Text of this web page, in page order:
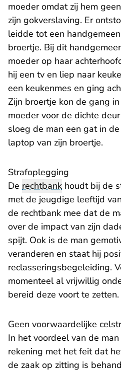
moeder omdat zij hem
zijn gokverslaving. Er
leidde tot een
broertje. Bij dit
moeder op haar
hij een tv en liep naar
een keukenmes en ging
Zijn broertje kon de gang
moeder voor de dichte
sloeg de man een gat in
laptop van zijn broertje.
Strafoplegging
De rechtbank houdt bij de
met de jeugdige leeftijd
de rechtbank mee dat de
over de impact van zijn
spijt. Ook is de man
veranderen en staat hij
reclasseringsbegeleiding.
momenteel al vrijwillig
bereid deze voort te zetten.
Geen voorwaardelijke
In het voordeel van de
rekening met het feit dat
de zaak op zitting is